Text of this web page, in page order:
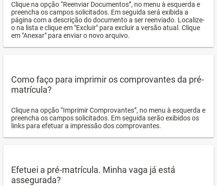
Clique na opção “Reenviar Documentos”, no menu à esquerda e
preencha os campos solicitados. Em seguida será exibida a
página com a descrição do documento a ser reenviado. Localize-
o na lista e clique em "Excluir" para excluir a versão atual. Clique
em "Anexar" para enviar o novo arquivo.
Como faço para imprimir os comprovantes da pré-
matrícula?
Clique na opção “Imprimir Comprovantes”, no menu à esquerda e
preencha os campos solicitados. Em seguida serão exibidos os
links para efetuar a impressão dos comprovantes.
Efetuei a pré-matrícula. Minha vaga já está
assegurada?